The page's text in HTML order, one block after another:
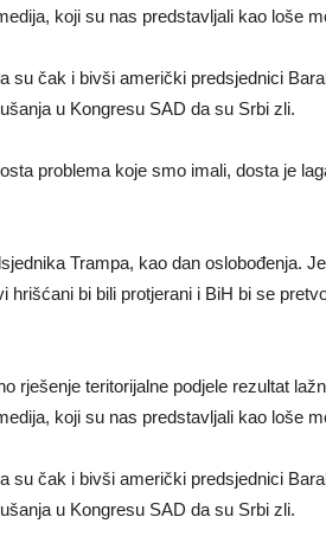
koji su nas predstavljali kao loše
su čak i bivši američki predsjednici
u Kongresu SAD da su Srbi zli.
problema koje smo imali, dosta je
Trampa, kao dan oslobođenja.
hrišćani bi bili protjerani i BiH bi se
rješenje teritorijalne podjele rezultat
koji su nas predstavljali kao loše
su čak i bivši američki predsjednici
u Kongresu SAD da su Srbi zli.